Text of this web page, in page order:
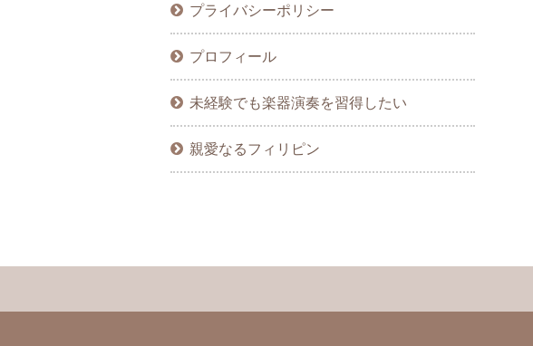
プライバシーポリシー
プロフィール
未経験でも楽器演奏を習得したい
親愛なるフィリピン